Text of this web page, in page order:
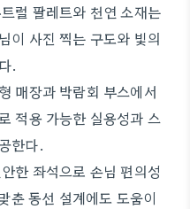
럴 팔레트와 천연 소재는
이 사진 찍는 구도와 빛의
.
매장과 박람회 부스에서
적용 가능한 실용성과 스
한다.
한 좌석으로 손님 편의성
춘 동선 설계에도 도움이